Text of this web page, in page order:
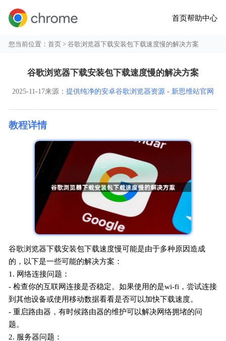
首页帮助中心
您当前位置：首页 > 谷歌浏览器下载安装包下载速度慢的解决方案
谷歌浏览器下载安装包下载速度慢的解决方案
2025-11-17来源： 提供纯净的安卓谷歌浏览器资源 - 新思维站官网
教程详情
谷歌浏览器下载安装包下载速度慢可能是由于多种原因造成
的，以下是一些可能的解决方案：
1. 网络连接问题：
- 检查你的互联网连接是否稳定。如果使用的是wi-fi，尝试连接
到其他设备或使用移动数据看看是否可以加快下载速度。
- 重启路由器，有时候路由器的维护可以解决网络拥堵的问
题。
2. 服务器问题：